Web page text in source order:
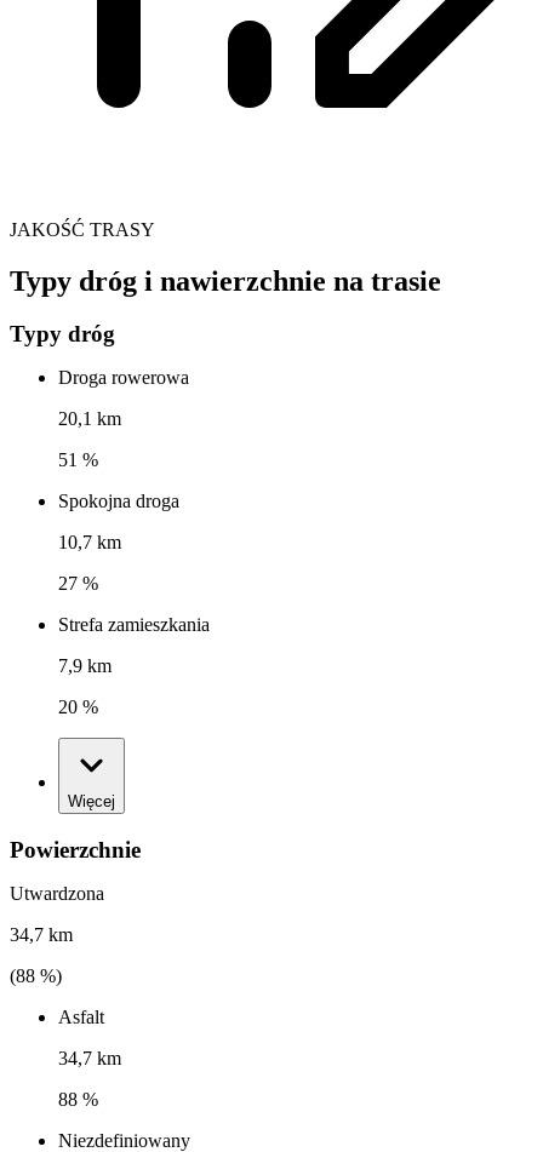
JAKOŚĆ TRASY
Typy dróg i nawierzchnie na trasie
Typy dróg
Droga rowerowa
20,1 km
51 %
Spokojna droga
10,7 km
27 %
Strefa zamieszkania
7,9 km
20 %
Więcej
Powierzchnie
Utwardzona
34,7 km
(88 %)
Asfalt
34,7 km
88 %
Niezdefiniowany